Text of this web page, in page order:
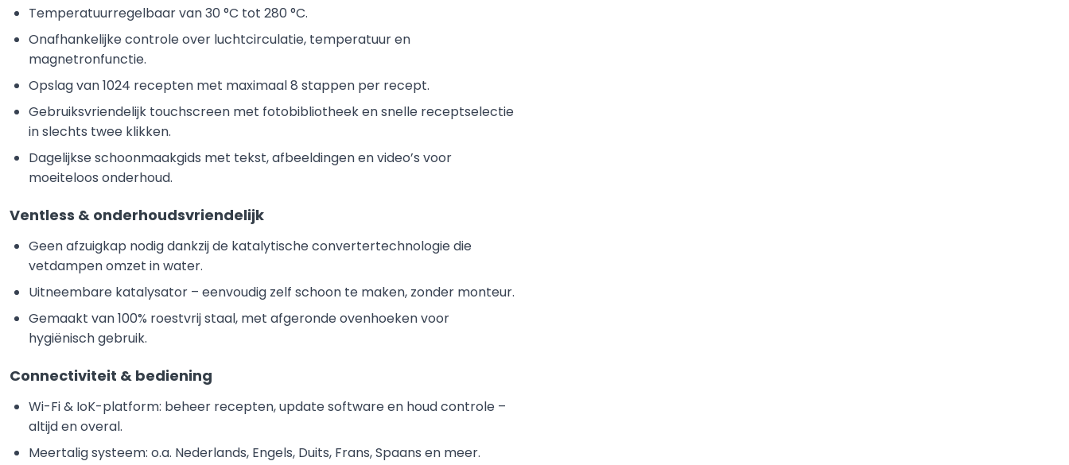
Temperatuurregelbaar van 30 °C tot 280 °C.
Onafhankelijke controle over luchtcirculatie, temperatuur en
magnetronfunctie.
Opslag van 1024 recepten met maximaal 8 stappen per recept.
Gebruiksvriendelijk touchscreen met fotobibliotheek en snelle receptselectie
in slechts twee klikken.
Dagelijkse schoonmaakgids met tekst, afbeeldingen en video’s voor
moeiteloos onderhoud.
Ventless & onderhoudsvriendelijk
Geen afzuigkap nodig dankzij de katalytische convertertechnologie die
vetdampen omzet in water.
Uitneembare katalysator – eenvoudig zelf schoon te maken, zonder monteur.
Gemaakt van 100% roestvrij staal, met afgeronde ovenhoeken voor
hygiënisch gebruik.
Connectiviteit & bediening
Wi-Fi & IoK-platform: beheer recepten, update software en houd controle –
altijd en overal.
Meertalig systeem: o.a. Nederlands, Engels, Duits, Frans, Spaans en meer.